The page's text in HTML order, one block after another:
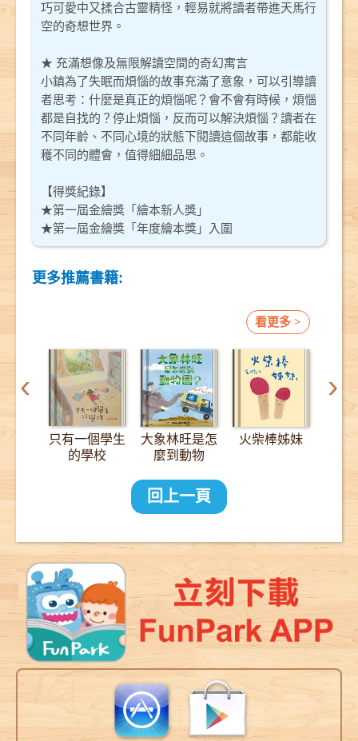
巧可愛中又揉合古靈精怪，輕易就將讀者帶進天馬行
空的奇想世界。
★ 充滿想像及無限解讀空間的奇幻寓言
小鎮為了失眠而煩惱的故事充滿了意象，可以引導讀
者思考：什麼是真正的煩惱呢？會不會有時候，煩惱
都是自找的？停止煩惱，反而可以解決煩惱？讀者在
不同年齡、不同心境的狀態下閱讀這個故事，都能收
穫不同的體會，值得細細品思。
【得獎紀錄】
★第一屆金繪獎「繪本新人獎」
★第一屆金繪獎「年度繪本獎」入圍
更多推薦書籍:
看更多 >
‹ ›
只有一個學生
的學校
大象林旺是怎
麼到動物
2000公里的
長征
火柴棒姊妹
回上一頁